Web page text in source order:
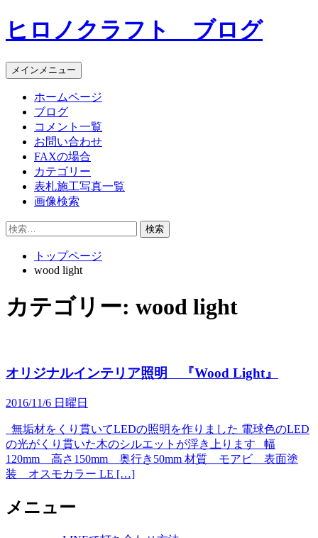
コ
ン
ン
ツ
ヒロノクラフト ブログ
メインメニュー
ホームページ
ブログ
コメント一覧
お問い合わせ
FAXの場合
カテゴリー
表札施工写真一覧
画像検索
検
トップページ
wood light
カテゴリー: wood light
オリジナルインテリア照明 『Wood Light』
2016/11/6 日曜日
無垢材をくり貫いてLEDの照明を作りました 電球色のLED
の光がくり貫いた木のシルエットが浮き上ります 幅
120mm 高さ150mm 奥行き50mm 材質 モアビ 表面塗
装 オスモカラー LE […]
メニュー